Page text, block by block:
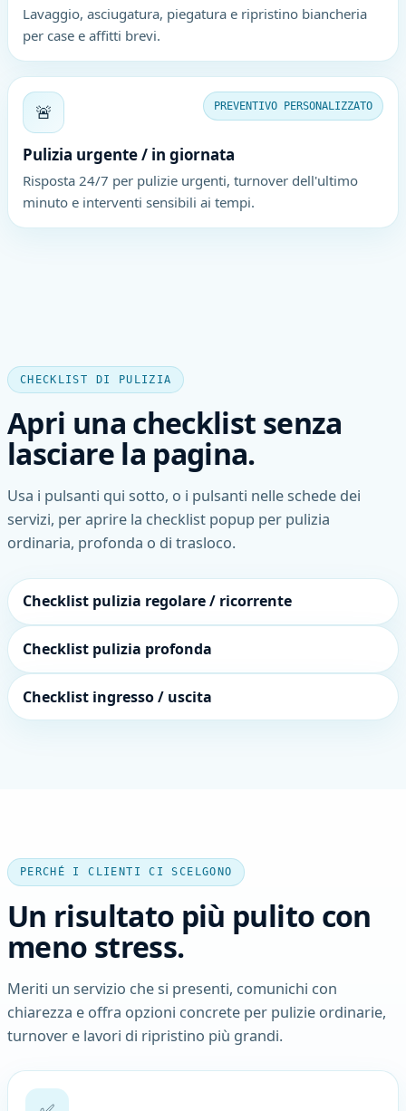
Lavaggio, asciugatura, piegatura e ripristino biancheria
per case e affitti brevi.
🚨 PREVENTIVO PERSONALIZZATO
Pulizia urgente / in giornata
Risposta 24/7 per pulizie urgenti, turnover dell'ultimo
minuto e interventi sensibili ai tempi.
CHECKLIST DI PULIZIA
Apri una checklist senza
lasciare la pagina.
Usa i pulsanti qui sotto, o i pulsanti nelle schede dei
servizi, per aprire la checklist popup per pulizia
ordinaria, profonda o di trasloco.
Checklist pulizia regolare / ricorrente
Checklist pulizia profonda
Checklist ingresso / uscita
PERCHÉ I CLIENTI CI SCELGONO
Un risultato più pulito con
meno stress.
Meriti un servizio che si presenti, comunichi con
chiarezza e offra opzioni concrete per pulizie ordinarie,
turnover e lavori di ripristino più grandi.